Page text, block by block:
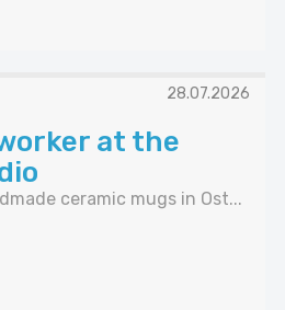
28.07.2026
at the
ceramic mugs in Ost...